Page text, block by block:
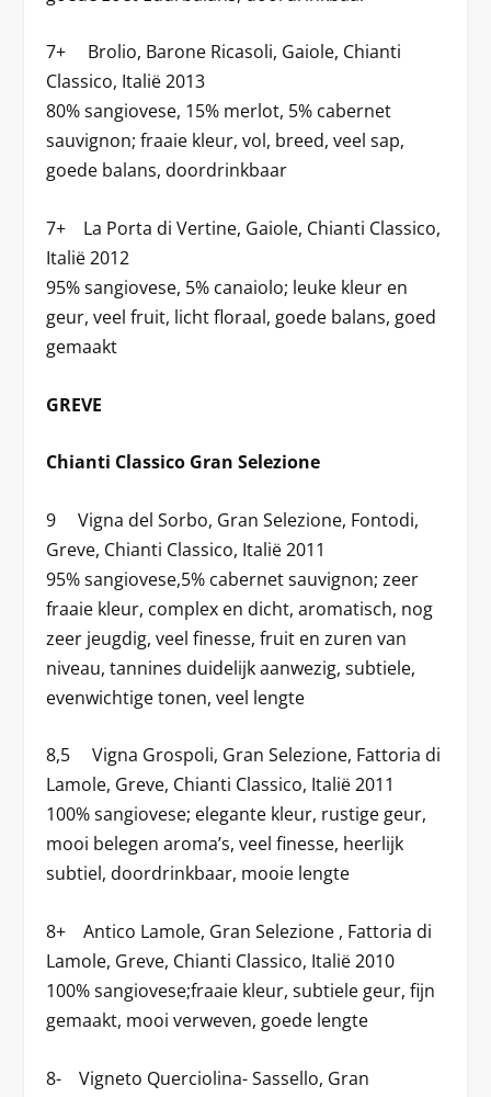
7+ Brolio, Barone Ricasoli, Gaiole, Chianti
Classico, Italië 2013
80% sangiovese, 15% merlot, 5% cabernet
sauvignon; fraaie kleur, vol, breed, veel sap,
goede balans, doordrinkbaar
7+ La Porta di Vertine, Gaiole, Chianti Classico,
Italië 2012
95% sangiovese, 5% canaiolo; leuke kleur en
geur, veel fruit, licht floraal, goede balans, goed
gemaakt
GREVE
Chianti Classico Gran Selezione
9 Vigna del Sorbo, Gran Selezione, Fontodi,
Greve, Chianti Classico, Italië 2011
95% sangiovese,5% cabernet sauvignon; zeer
fraaie kleur, complex en dicht, aromatisch, nog
zeer jeugdig, veel finesse, fruit en zuren van
niveau, tannines duidelijk aanwezig, subtiele,
evenwichtige tonen, veel lengte
8,5 Vigna Grospoli, Gran Selezione, Fattoria di
Lamole, Greve, Chianti Classico, Italië 2011
100% sangiovese; elegante kleur, rustige geur,
mooi belegen aroma’s, veel finesse, heerlijk
subtiel, doordrinkbaar, mooie lengte
8+ Antico Lamole, Gran Selezione , Fattoria di
Lamole, Greve, Chianti Classico, Italië 2010
100% sangiovese;fraaie kleur, subtiele geur, fijn
gemaakt, mooi verweven, goede lengte
8- Vigneto Querciolina- Sassello, Gran